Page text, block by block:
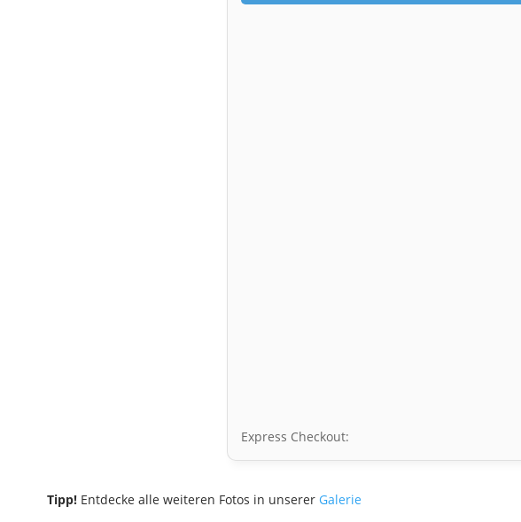
Express Checkout:
Tipp!Entdecke alle weiteren Fotos in unserer Galerie